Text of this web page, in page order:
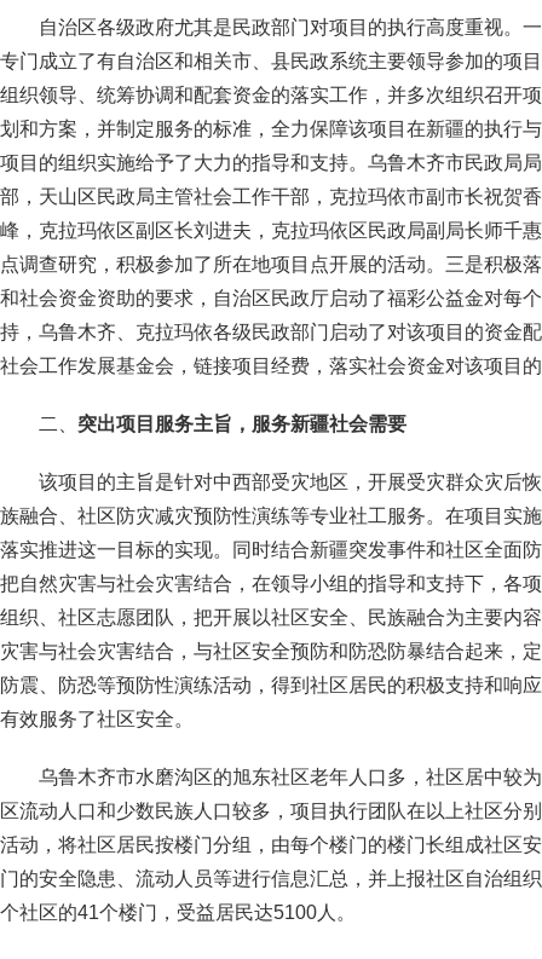
自治区各级政府尤其是民政部门对项目的执行高度重视。
专门成立了有自治区和相关市、县民政系统主要领导参加的项
组织领导、统筹协调和配套资金的落实工作，并多次组织召开
划和方案，并制定服务的标准，全力保障该项目在新疆的执行
项目的组织实施给予了大力的指导和支持。乌鲁木齐市民政局
部，天山区民政局主管社会工作干部，克拉玛依市副市长祝贺
峰，克拉玛依区副区长刘进夫，克拉玛依区民政局副局长师千
点调查研究，积极参加了所在地项目点开展的活动。三是积极
和社会资金资助的要求，自治区民政厅启动了福彩公益金对每
持，乌鲁木齐、克拉玛依各级民政部门启动了对该项目的资金
社会工作发展基金会，链接项目经费，落实社会资金对该项目
二、 突出项目服务主旨，服务新疆社会需要
该项目的主旨是针对中西部受灾地区，开展受灾群众灾后
族融合、社区防灾减灾预防性演练等专业社工服务。在项目实
落实推进这一目标的实现。同时结合新疆突发事件和社区全面
把自然灾害与社会灾害结合，在领导小组的指导和支持下，各
组织、社区志愿团队，把开展以社区安全、民族融合为主要内
灾害与社会灾害结合，与社区安全预防和防恐防暴结合起来，
防震、防恐等预防性演练活动，得到社区居民的积极支持和响
有效服务了社区安全。
乌鲁木齐市水磨沟区的旭东社区老年人口多，社区居中较
区流动人口和少数民族人口较多，项目执行团队在以上社区分
活动，将社区居民按楼门分组，由每个楼门的楼门长组成社区
门的安全隐患、流动人员等进行信息汇总，并上报社区自治组
个社区的41个楼门，受益居民达5100人。